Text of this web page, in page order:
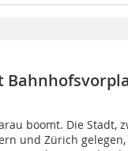
boomt. Die Stadt,
und Zürich